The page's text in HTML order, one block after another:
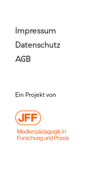
Impressum
Datenschutz
AGB
Ein Projekt von